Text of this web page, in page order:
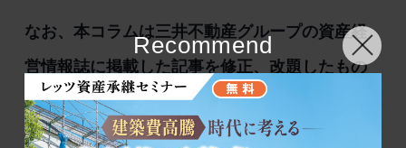
なお、本コラムは三井不動産グループの資産経
営情報誌に掲載した記事を修正、改題したもの
です。「Let’s Plaza」（年3回発行）では資産経
営に関する旬な話題や詳細な事例などを豊富に
Recommend